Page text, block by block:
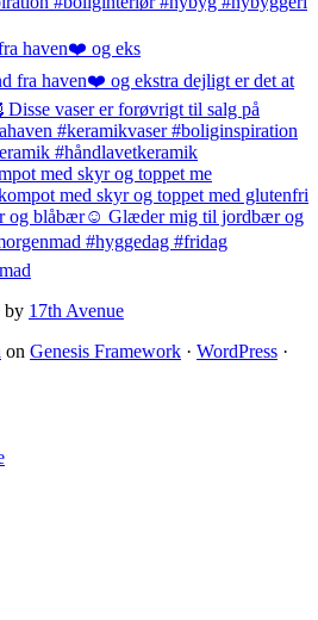
haven❤️ og eks
med skyr og toppet me
by 17th Avenue
on Genesis Framework · WordPress ·